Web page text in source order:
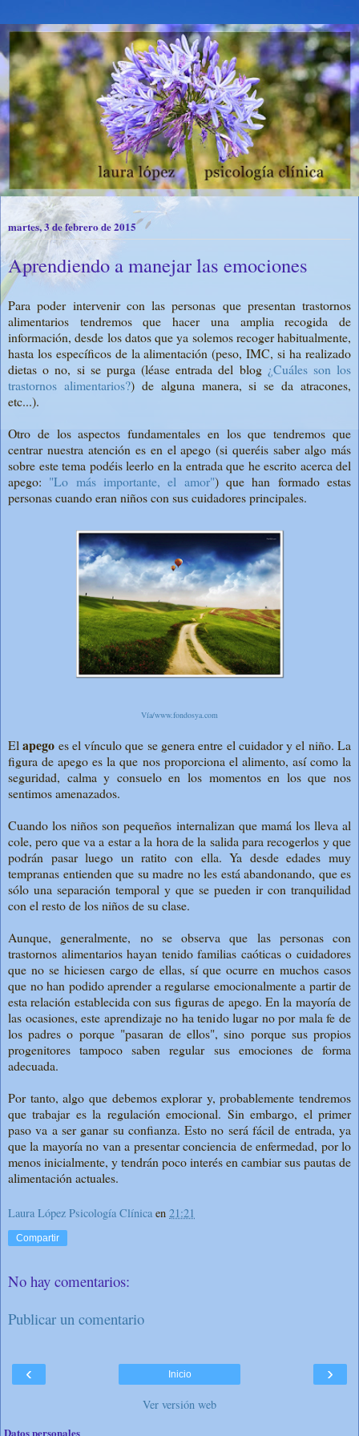
martes, 3 de febrero de 2015
Aprendiendo a manejar las emociones
Para poder intervenir con las personas que presentan trastornos
alimentarios tendremos que hacer una amplia recogida de
información, desde los datos que ya solemos recoger habitualmente,
hasta los específicos de la alimentación (peso, IMC, si ha realizado
dietas o no, si se purga (léase entrada del blog ¿Cuáles son los
trastornos alimentarios?) de alguna manera, si se da atracones,
etc...).
Otro de los aspectos fundamentales en los que tendremos que
centrar nuestra atención es en el apego (si queréis saber algo más
sobre este tema podéis leerlo en la entrada que he escrito acerca del
apego: "Lo más importante, el amor") que han formado estas
personas cuando eran niños con sus cuidadores principales.
Vía/www.fondosya.com
Elapego es el vínculo que se genera entre el cuidador y el niño. La
figura de apego es la que nos proporciona el alimento, así como la
seguridad, calma y consuelo en los momentos en los que nos
sentimos amenazados.
Cuando los niños son pequeños internalizan que mamá los lleva al
cole, pero que va a estar a la hora de la salida para recogerlos y que
podrán pasar luego un ratito con ella. Ya desde edades muy
tempranas entienden que su madre no les está abandonando, que es
sólo una separación temporal y que se pueden ir con tranquilidad
con el resto de los niños de su clase.
Aunque, generalmente, no se observa que las personas con
trastornos alimentarios hayan tenido familias caóticas o cuidadores
que no se hiciesen cargo de ellas, sí que ocurre en muchos casos
que no han podido aprender a regularse emocionalmente a partir de
esta relación establecida con sus figuras de apego. En la mayoría de
las ocasiones, este aprendizaje no ha tenido lugar no por mala fe de
los padres o porque "pasaran de ellos", sino porque sus propios
progenitores tampoco saben regular sus emociones de forma
adecuada.
Por tanto, algo que debemos explorar y, probablemente tendremos
que trabajar es la regulación emocional. Sin embargo, el primer
paso va a ser ganar su confianza. Esto no será fácil de entrada, ya
que la mayoría no van a presentar conciencia de enfermedad, por lo
menos inicialmente, y tendrán poco interés en cambiar sus pautas de
alimentación actuales.
Laura López Psicología Clínica en 21:21
Compartir
No hay comentarios:
Publicar un comentario
‹ ›
Inicio
Ver versión web
Datos personales